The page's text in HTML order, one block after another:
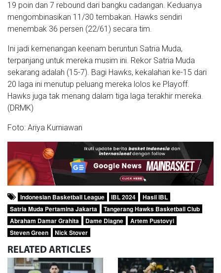
19 poin dan 7 rebound dari bangku cadangan. Keduanya
mengombinasikan 11/30 tembakan. Hawks sendiri
menembak 36 persen (22/61) secara tim.
Ini jadi kemenangan keenam beruntun Satria Muda,
terpanjang untuk mereka musim ini. Rekor Satria Muda
sekarang adalah (15-7). Bagi Hawks, kekalahan ke-15 dari
20 laga ini menutup peluang mereka lolos ke Playoff.
Hawks juga tak menang dalam tiga laga terakhir mereka.
(DRMK)
Foto: Ariya Kurniawan
Indonesian Basketball League IBL 2024
Hasil IBL
Satria Muda Pertamina Jakarta
Tangerang Hawks Basketball Club
Abraham Damar Grahita
Dame Diagne
Artem Pustovyi
Steven Green
Nick Stover
RELATED ARTICLES